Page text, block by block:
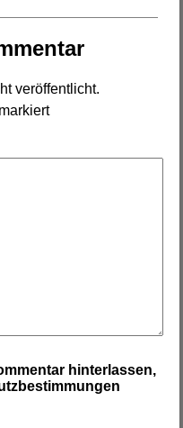
veröffentlicht.
markiert
hinterlassen,